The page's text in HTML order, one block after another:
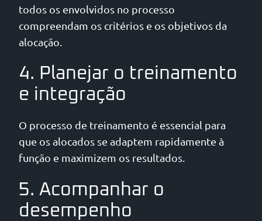
todos os envolvidos no processo
compreendam os critérios e os objetivos da
alocação.
4. Planejar o treinamento
e integração
O processo de treinamento é essencial para
que os alocados se adaptem rapidamente à
função e maximizem os resultados.
5. Acompanhar o
desempenho